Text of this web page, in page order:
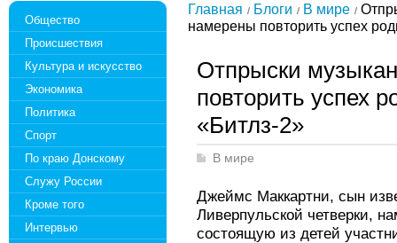
Общество
Происшествия
Культура и искусство
Экономика
Политика
Спорт
По краю Донскому
Служу России
Кроме того
Интервью
Главная Блоги В мире
намерены повторить успех
Отпрыски
повторить успех
«Битлз-2»
В мире
Джеймс Маккартни, сын
Ливерпульской четверки,
состоящую из детей